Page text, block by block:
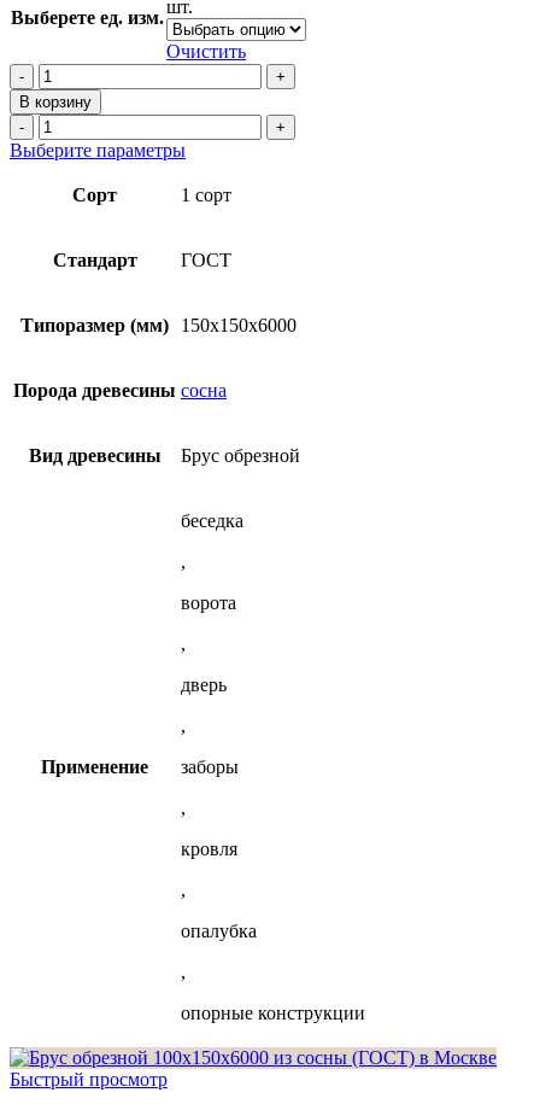
357₽
–
17
500₽
Выберете ед. изм.
шт.
Очистить
Количество
товара
Брус
обрезной
150х150х6000
сосны
В корзину
Количество
товара
Брус
обрезной
150х150х6000
сосны
(ГОСТ)
Выберите параметрыЭтот
имеет
Опции
на
Сорт 1 сорт
Стандарт ГОСТ
Типоразмер (мм) 150х150х6000
Порода древесины сосна
Вид древесины Брус обрезной
Применение
беседка
,
ворота
,
дверь
,
заборы
,
кровля
,
опалубка
,
опорные конструкции
Быстрый просмотр